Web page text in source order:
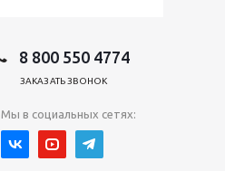
8 800 550 4774
ЗАКАЗАТЬ ЗВОНОК
Мы в социальных сетях: